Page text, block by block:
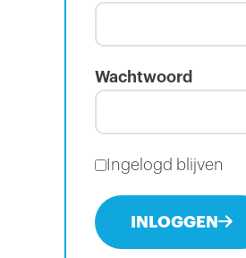
Wachtwoord
Ingelogd blijven
INLOGGEN